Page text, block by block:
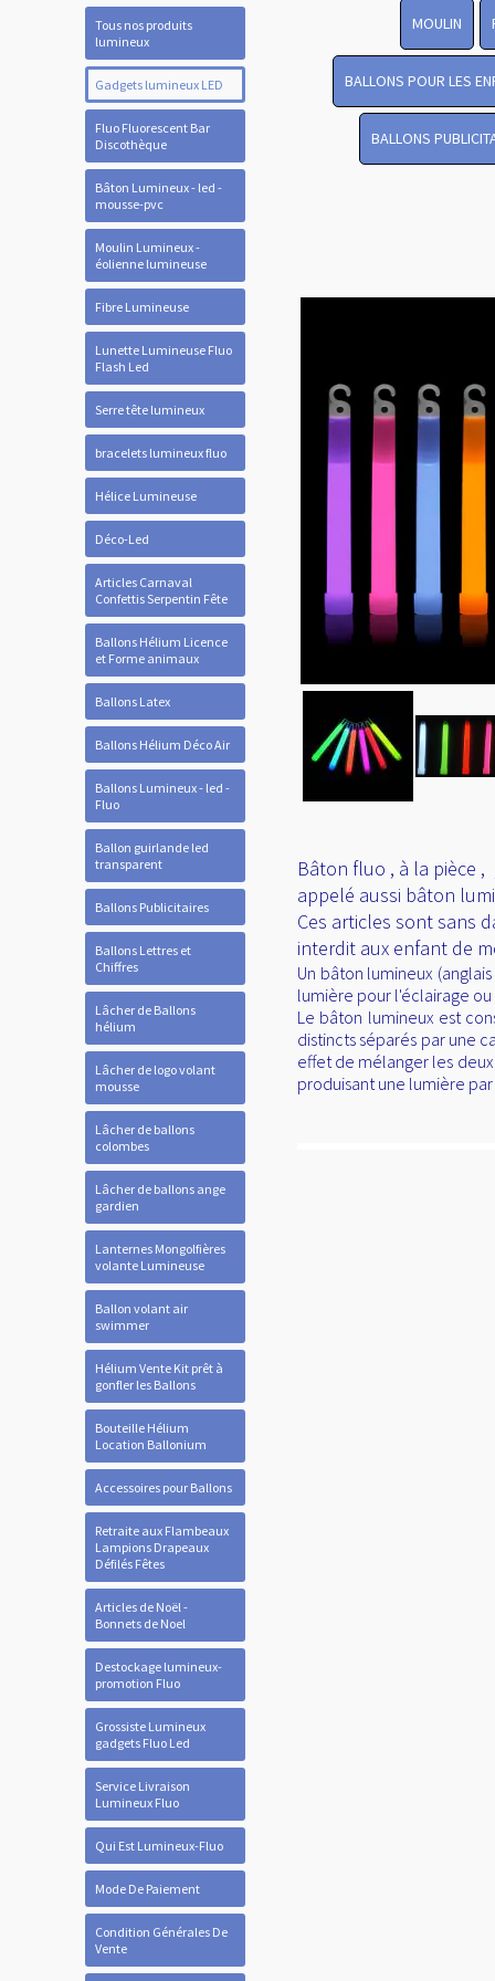
Tous nos produits
lumineux
Gadgets lumineux LED
Fluo Fluorescent Bar
Discothèque
Bâton Lumineux - led -
mousse-pvc
Moulin Lumineux -
éolienne lumineuse
Fibre Lumineuse
Lunette Lumineuse Fluo
Flash Led
Serre tête lumineux
bracelets lumineux fluo
Hélice Lumineuse
Déco-Led
Articles Carnaval
Confettis Serpentin Fête
Ballons Hélium Licence
et Forme animaux
Ballons Latex
Ballons Hélium Déco Air
Ballons Lumineux - led -
Fluo
Ballon guirlande led
transparent
Ballons Publicitaires
Ballons Lettres et
Chiffres
Lâcher de Ballons
hélium
Lâcher de logo volant
mousse
Lâcher de ballons
colombes
Lâcher de ballons ange
gardien
Lanternes Mongolfières
volante Lumineuse
Ballon volant air
swimmer
Hélium Vente Kit prêt à
gonfler les Ballons
Bouteille Hélium
Location Ballonium
Accessoires pour Ballons
Retraite aux Flambeaux
Lampions Drapeaux
Défilés Fêtes
Articles de Noël -
Bonnets de Noel
Destockage lumineux-
promotion Fluo
Grossiste Lumineux
gadgets Fluo Led
Service Livraison
Lumineux Fluo
Qui Est Lumineux-Fluo
Mode De Paiement
Condition Générales De
Vente
MOULIN
BALLONS POUR LES
BALLONS
Bâton fluo , à la pièce
appelé aussi bâton
Ces articles sont sans
interdit aux enfant de
Un bâton lumineux
lumière pour l'éclairage ou
Le bâton lumineux est
distincts séparés par une
effet de mélanger les
produisant une lumière